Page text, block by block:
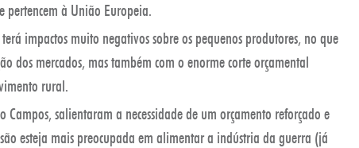
pertencem à União Europeia.
impactos muito negativos sobre os pequenos produtores, no que
dos mercados, mas também com o enorme corte orçamental
rural.
Campos, salientaram a necessidade de um orçamento reforçado e
esteja mais preocupada em alimentar a indústria da guerra (já